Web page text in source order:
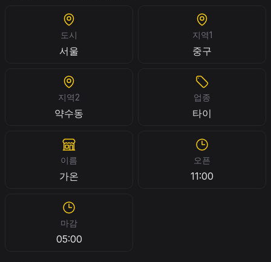
도시
서울
지역1
중구
지역2
약수동
업종
타이
이름
가온
오픈
11:00
마감
05:00